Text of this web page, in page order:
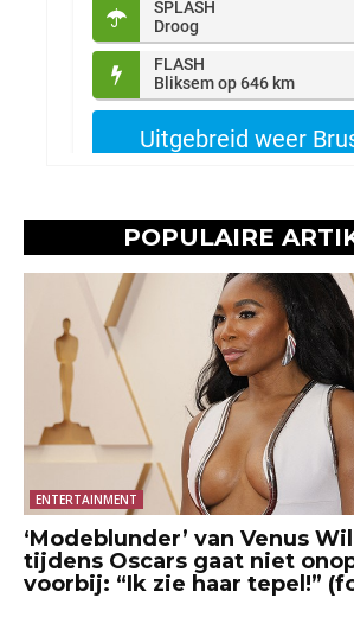
POPULAIRE
ENTERTAINMENT
‘Modeblunder’ van Venus
tijdens Oscars gaat niet
voorbij: “Ik zie haar tepel!”